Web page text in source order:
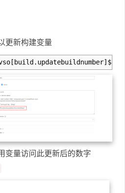
更新构建变量
变量访问此更新后的数字